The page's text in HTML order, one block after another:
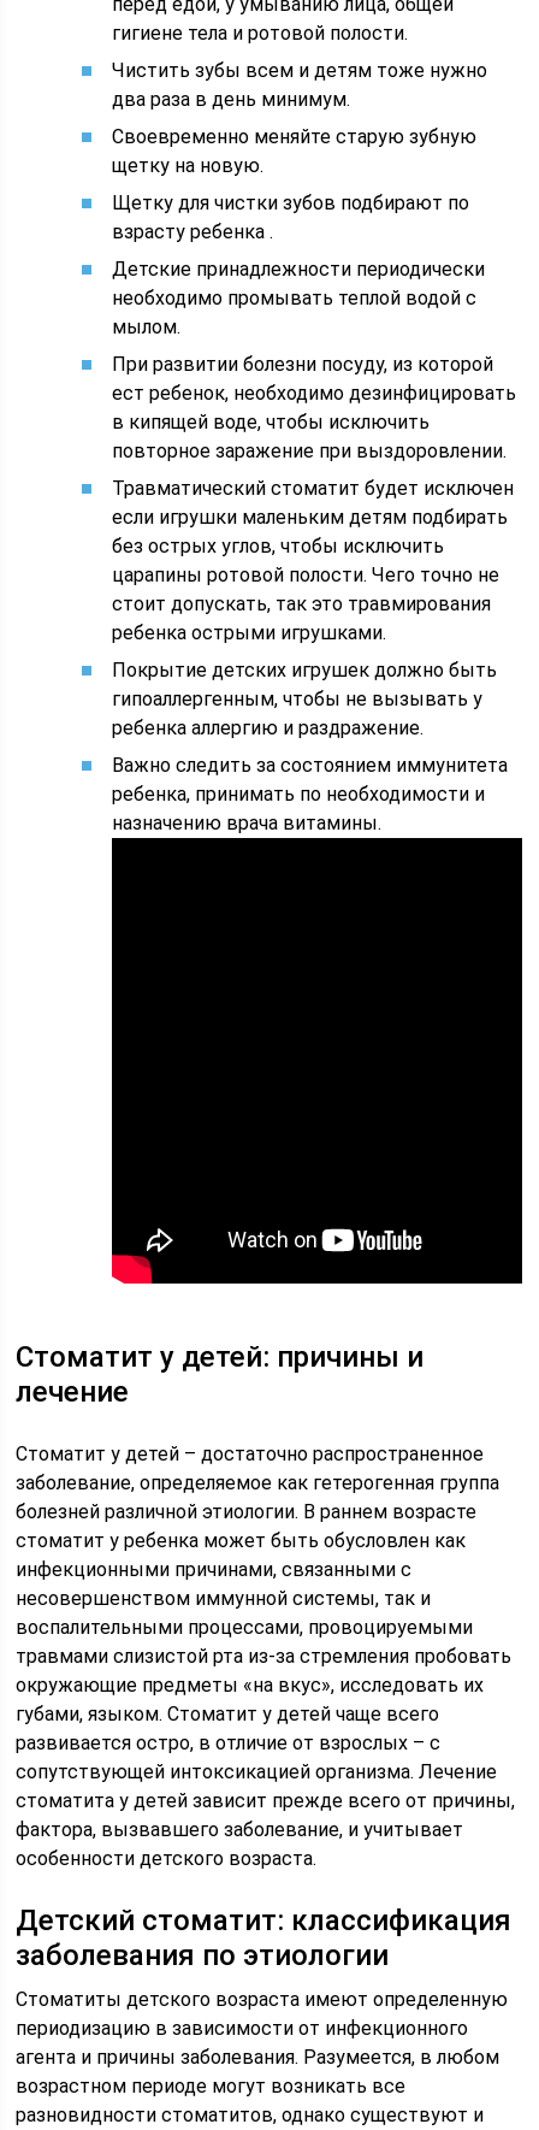
гигиене тела и ротовой полости.
Чистить зубы всем и детям тоже нужно
два раза в день минимум.
Своевременно меняйте старую зубную
щетку на новую.
Щетку для чистки зубов подбирают по
взрасту ребенка .
Детские принадлежности периодически
необходимо промывать теплой водой с
мылом.
При развитии болезни посуду, из которой
ест ребенок, необходимо дезинфицировать
в кипящей воде, чтобы исключить
повторное заражение при выздоровлении.
Травматический стоматит будет исключен
если игрушки маленьким детям подбирать
без острых углов, чтобы исключить
царапины ротовой полости. Чего точно не
стоит допускать, так это травмирования
ребенка острыми игрушками.
Покрытие детских игрушек должно быть
гипоаллергенным, чтобы не вызывать у
ребенка аллергию и раздражение.
Важно следить за состоянием иммунитета
ребенка, принимать по необходимости и
назначению врача витамины.
Стоматит у детей: причины и
лечение
Стоматит у детей – достаточно распространенное
заболевание, определяемое как гетерогенная группа
болезней различной этиологии. В раннем возрасте
стоматит у ребенка может быть обусловлен как
инфекционными причинами, связанными с
несовершенством иммунной системы, так и
воспалительными процессами, провоцируемыми
травмами слизистой рта из-за стремления пробовать
окружающие предметы «на вкус», исследовать их
губами, языком. Стоматит у детей чаще всего
развивается остро, в отличие от взрослых – с
сопутствующей интоксикацией организма. Лечение
стоматита у детей зависит прежде всего от причины,
фактора, вызвавшего заболевание, и учитывает
особенности детского возраста.
Детский стоматит: классификация
заболевания по этиологии
Стоматиты детского возраста имеют определенную
периодизацию в зависимости от инфекционного
агента и причины заболевания. Разумеется, в любом
возрастном периоде могут возникать все
разновидности стоматитов, однако существуют и